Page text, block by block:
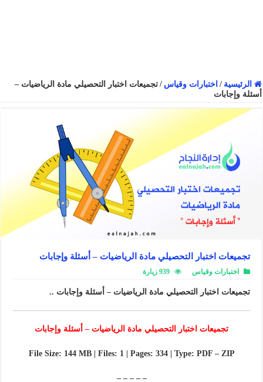
الرئيسية / اختبارات وقياس / تجميعات اختبار التحصيلي مادة الرياضيات –
أسئلة وإجابات
تجميعات اختبار التحصيلي مادة الرياضيات – أسئلة وإجابات
اختبارات وقياس 939 زيارة
تجميعات اختبار التحصيلي مادة الرياضيات – أسئلة وإجابات ..
تجميعات اختبار التحصيلي مادة الرياضيات – أسئلة وإجابات
File Size: 144 MB | Files: 1 | Pages: 334 | Type: PDF – ZIP
– – – – –